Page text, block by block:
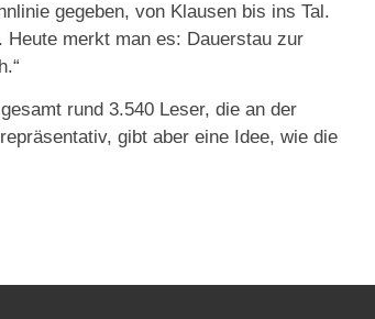
gegeben, von Klausen bis ins Tal.
Heute merkt man es: Dauerstau zur
rund 3.540 Leser, die an der
gibt aber eine Idee, wie die